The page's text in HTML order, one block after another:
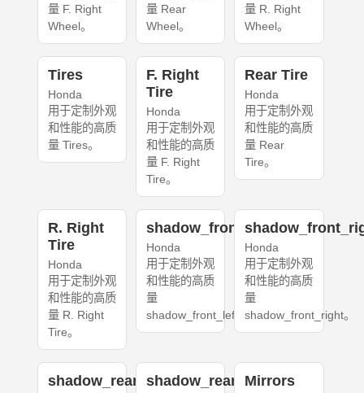
量 F. Right
Wheel。
量 Rear
Wheel。
量 R. Right
Wheel。
Tires
Honda
用于定制外观
和性能的高质
量 Tires。
F. Right
Tire
Honda
用于定制外观
和性能的高质
量 F. Right
Tire。
Rear Tire
Honda
用于定制外观
和性能的高质
量 Rear
Tire。
R. Right
Tire
Honda
用于定制外观
和性能的高质
量 R. Right
Tire。
shadow_front_left
Honda
用于定制外观
和性能的高质
量
shadow_front_left。
Honda
用于定制外观
和性能的高质
量
shadow_front_right。
shadow_rear_leftshadow_rear_right
Mirrors